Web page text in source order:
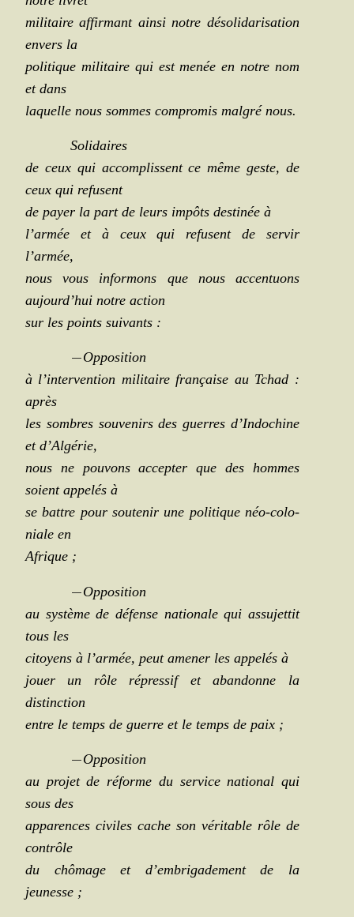
mili­taire affir­mant ain­si notre déso­li­da­ri­sa­tion
envers la
poli­tique mili­taire qui est menée en notre nom
et dans
laquelle nous sommes com­pro­mis mal­gré nous.
Soli­daires
de ceux qui accom­plissent ce même geste, de
ceux qui refusent
de payer la part de leurs impôts des­ti­née à
l’armée et à ceux qui refusent de ser­vir
l’armée,
nous vous infor­mons que nous accen­tuons
aujourd’hui notre action
sur les points suivants :
—Oppo­si­tion
à l’intervention mili­taire fran­çaise au Tchad :
après
les sombres sou­ve­nirs des guerres d’Indochine
et d’Algérie,
nous ne pou­vons accep­ter que des hommes
soient appe­lés à
se battre pour sou­te­nir une poli­tique néo-colo­
niale en
Afrique ;
—Oppo­si­tion
au sys­tème de défense natio­nale qui assu­jet­tit
tous les
citoyens à l’armée, peut ame­ner les appe­lés à
jouer un rôle répres­sif et aban­donne la
distinction
entre le temps de guerre et le temps de paix ;
—Oppo­si­tion
au pro­jet de réforme du ser­vice natio­nal qui
sous des
appa­rences civiles cache son véri­table rôle de
contrôle
du chô­mage et d’embrigadement de la
jeunesse ;